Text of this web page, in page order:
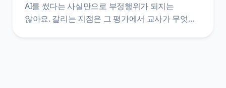
AI를 썼다는 사실만으로 부정행위가 되지는
않아요. 갈리는 지점은 그 평가에서 교사가 무엇을